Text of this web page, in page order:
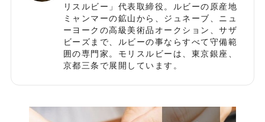
リスルビー」代表取締役。ルビーの原産地
ミャンマーの鉱山から、ジュネーブ、ニュ
ーヨークの高級美術品オークション、サザ
ビーズまで、ルビーの事ならすべて守備範
囲の専門家。モリスルビーは、東京銀座、
京都三条で展開しています。